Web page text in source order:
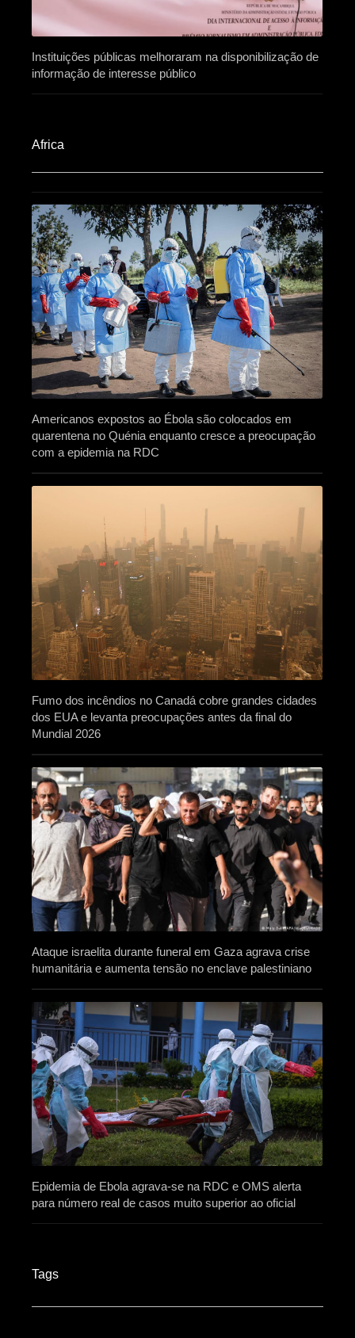
Instituições públicas melhoraram na disponibilização de
informação de interesse público
Africa​
Americanos expostos ao Ébola são colocados em
quarentena no Quénia enquanto cresce a preocupação
com a epidemia na RDC
Fumo dos incêndios no Canadá cobre grandes cidades
dos EUA e levanta preocupações antes da final do
Mundial 2026
Ataque israelita durante funeral em Gaza agrava crise
humanitária e aumenta tensão no enclave palestiniano
Epidemia de Ebola agrava-se na RDC e OMS alerta
para número real de casos muito superior ao oficial
Tags